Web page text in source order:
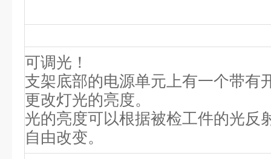
可调光！
支架底部的电源单元上有一个带有
更改灯光的亮度。
光的亮度可以根据被检工件的光反
自由改变。